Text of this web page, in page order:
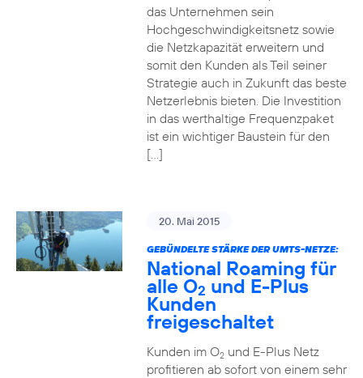
das Unternehmen sein
Hochgeschwindigkeitsnetz sowie
die Netzkapazität erweitern und
somit den Kunden als Teil seiner
Strategie auch in Zukunft das beste
Netzerlebnis bieten. Die Investition
in das werthaltige Frequenzpaket
ist ein wichtiger Baustein für den
[…]
20. Mai 2015
GEBÜNDELTE STÄRKE DER UMTS-NETZE:
National Roaming für
alle O2 und E-Plus
Kunden
freigeschaltet
Kunden im O2und E-Plus Netz
profitieren ab sofort von einem sehr